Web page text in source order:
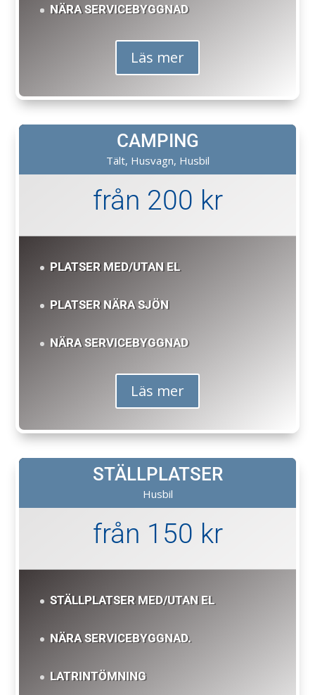
NÄRA SERVICEBYGGNAD
Läs mer
CAMPING
Tält, Husvagn, Husbil
från 200 kr
PLATSER MED/UTAN EL
PLATSER NÄRA SJÖN
NÄRA SERVICEBYGGNAD
Läs mer
STÄLLPLATSER
Husbil
från 150 kr
STÄLLPLATSER MED/UTAN EL
NÄRA SERVICEBYGGNAD.
LATRINTÖMNING